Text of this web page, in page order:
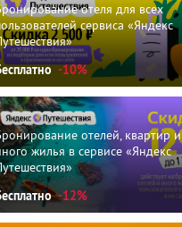
отеля для всех
сервиса «Яндекс
-10%
отелей, квартир и
жилья в сервисе «Яндекс
-12%